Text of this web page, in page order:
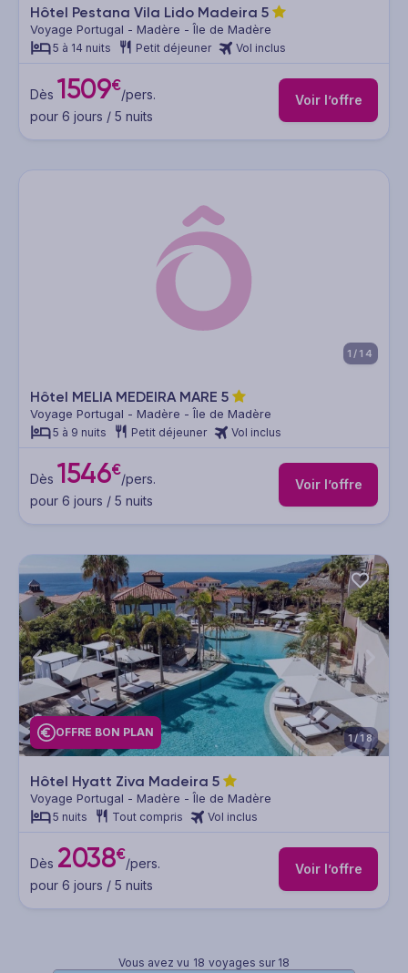
Hôtel Pestana Vila Lido Madeira 5
Voyage Portugal - Madère - Île de Madère
5 à 14 nuits Petit déjeuner Vol inclus
Dès 1509€/pers.
pour 6 jours / 5 nuits
Voir l’offre
1/14
Hôtel MELIA MEDEIRA MARE 5
Voyage Portugal - Madère - Île de Madère
5 à 9 nuits Petit déjeuner Vol inclus
Dès 1546€/pers.
pour 6 jours / 5 nuits
Voir l’offre
OFFRE BON PLAN 1/18
Hôtel Hyatt Ziva Madeira 5
Voyage Portugal - Madère - Île de Madère
5 nuits Tout compris Vol inclus
Dès 2038€/pers.
pour 6 jours / 5 nuits
Voir l’offre
Vous avez vu 18 voyages sur 18